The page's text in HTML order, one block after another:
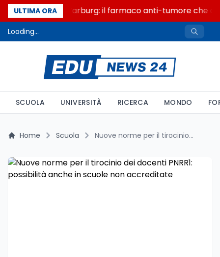
ULTIMA ORA
Un secolo di Warburg: il farmaco anti-tumore che
Loading...
SCUOLA UNIVERSITÀ RICERCA MONDO
Home Scuola Nuove norme per il tirocinio dei docenti PNRR1: possibilità anche in scuole non accreditate